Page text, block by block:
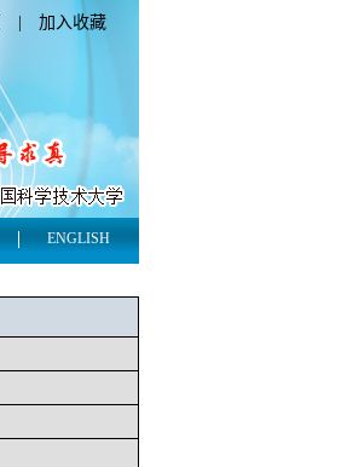
加入收藏
ENGLISH